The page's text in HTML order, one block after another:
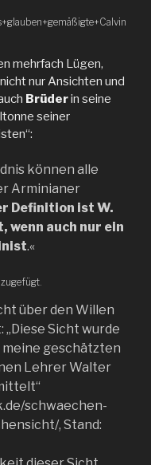
mehrfach Lügen,
nur Ansichten und
Brüderin seine
seiner
können alle
Arminianer
Definition ist W.
wenn auch nur ein
.«
über den Willen
Sicht wurde
meine geschätzten
Lehrer Walter
schwaechen-
, Stand: